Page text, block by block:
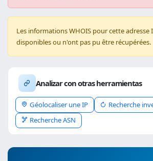
Les informations WHOIS pour cette adresse
disponibles ou n'ont pas pu être récupérées.
Analizar con otras herramientas
Géolocaliser une IP
Recherche
Recherche ASN